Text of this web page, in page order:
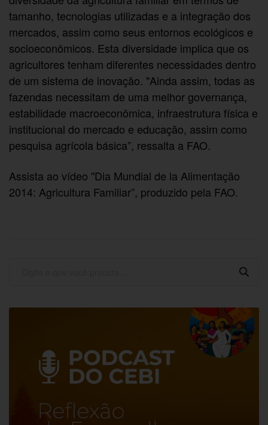
tamanho, tecnologias utilizadas e a integração dos
mercados, assim como seus entornos ecológicos e
socioeconômicos. Esta diversidade implica que os
agricultores tenham diferentes necessidades dentro
de um sistema de inovação. "Ainda assim, todas as
fazendas necessitam de uma melhor governança,
estabilidade macroeconômica, infraestrutura física e
institucional do mercado e educação, assim como
pesquisa agrícola básica”, ressalta a FAO.
Assista ao vídeo "Dia Mundial de la Alimentação
2014: Agricultura Familiar”, produzido pela FAO.